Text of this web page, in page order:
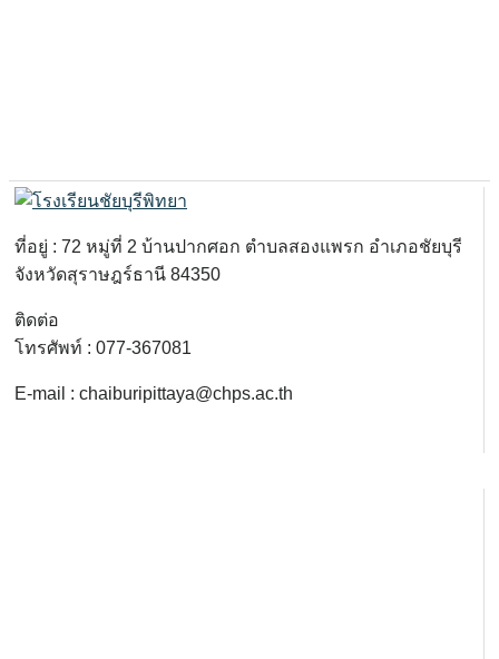
ที่อยู่ : 72 หมู่ที่ 2 บ้านปากศอก ตำบลสองแพรก อำเภอชัยบุรี
จังหวัดสุราษฎร์ธานี 84350
ติดต่อ
โทรศัพท์ : 077-367081
E-mail : chaiburipittaya@chps.ac.th